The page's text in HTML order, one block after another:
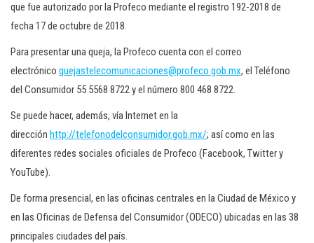
que fue autorizado por la Profeco mediante el registro 192-2018 de
fecha 17 de octubre de 2018.
Para presentar una queja, la Profeco cuenta con el correo
electrónico quejastelecomunicaciones@profeco.gob.mx, el Teléfono
del Consumidor 55 5568 8722 y el número 800 468 8722.
Se puede hacer, además, vía Internet en la
dirección http://telefonodelconsumidor.gob.mx/; así como en las
diferentes redes sociales oficiales de Profeco (Facebook, Twitter y
YouTube).
De forma presencial, en las oficinas centrales en la Ciudad de México y
en las Oficinas de Defensa del Consumidor (ODECO) ubicadas en las 38
principales ciudades del país.